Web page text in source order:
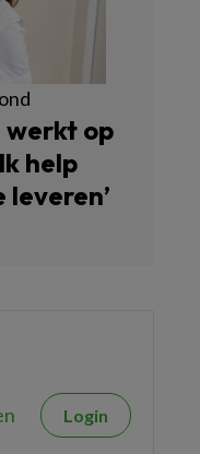
werkt op
help
Login